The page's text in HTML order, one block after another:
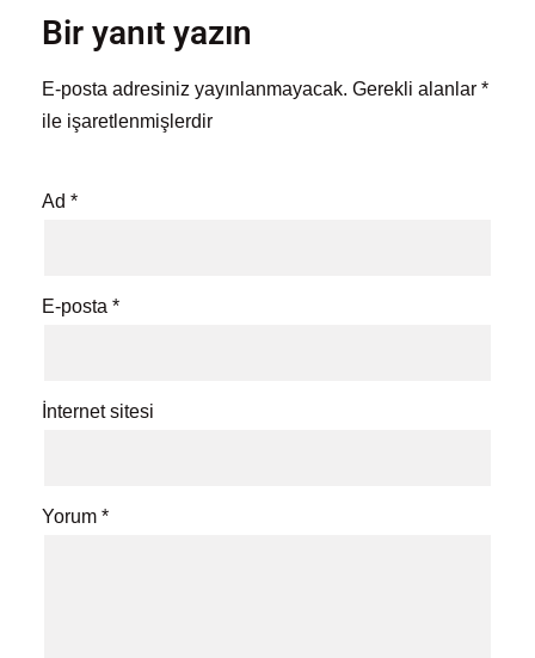
Bir yanıt yazın
E-posta adresiniz yayınlanmayacak. Gerekli alanlar *
ile işaretlenmişlerdir
Ad *
E-posta *
İnternet sitesi
Yorum *